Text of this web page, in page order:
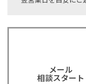
メール
相談スタート